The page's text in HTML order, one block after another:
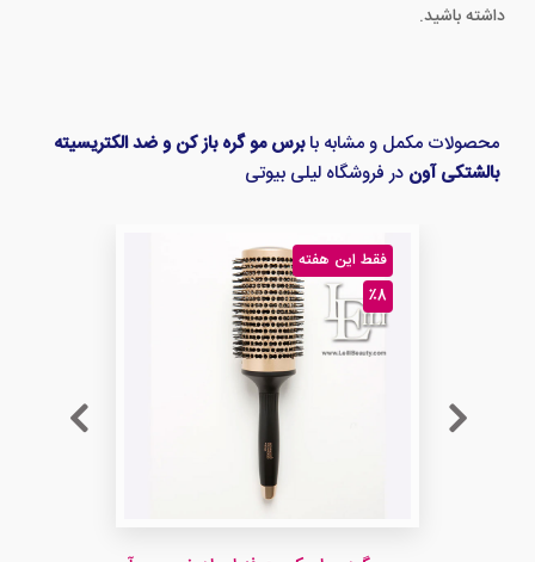
داشته باشید.
محصولات مکمل و مشابه بابرس مو گره باز کن و ضد الکتریسیته
بالشتکی آون در فروشگاه لیلی بیوتی
فقط این هفته
٪8